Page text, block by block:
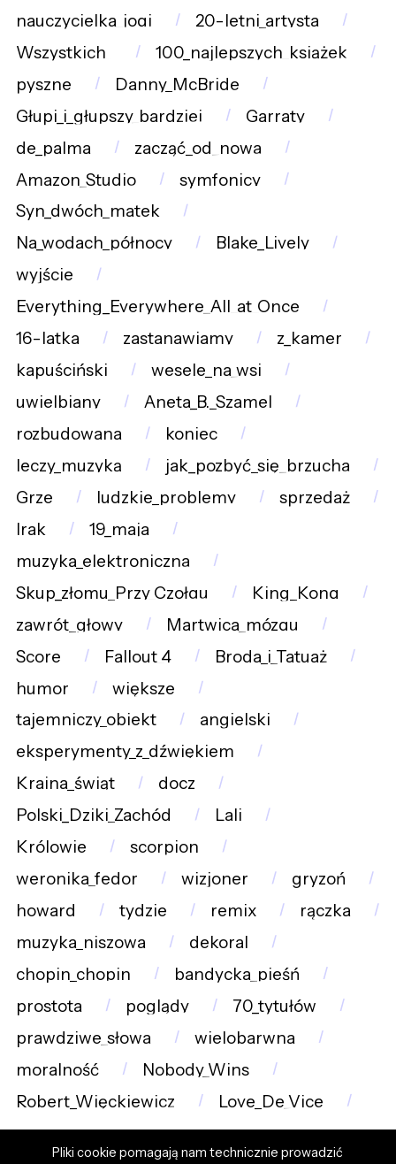
nauczycielka_jogi
20-letni_artysta
Wszystkich_
100_najlepszych_książek
pyszne
Danny_McBride
Głupi_i_głupszy_bardziej
Garraty
de_palma
zacząć_od_nowa
Amazon_Studio
symfonicy
Syn_dwóch_matek
Na_wodach_północy
Blake_Lively
wyjście
Everything_Everywhere_All_at_Once
16-latka
zastanawiamy
z_kamer
kapuściński
wesele_na_wsi
uwielbiany
Aneta_B._Szamel
rozbudowana
koniec
leczy_muzyką
jak_pozbyć_się_brzucha
Grze
ludzkie_problemy
sprzedaż
Irak
19_maja
muzyka_elektroniczna
Skup_złomu_Przy_Czołgu
King_Kong
zawrót_głowy
Martwica_mózgu
Score
Fallout_4
Broda_i_Tatuaż
humor
większe
tajemniczy_obiekt
angielski
eksperymenty_z_dźwiękiem
Kraina_świąt
docz
Polski_Dziki_Zachód
Lali
Królowie
scorpion
weronika_fedor
wizjoner
gryzoń
howard
tydzie remix
rączka
muzyka_niszowa
dekoral
chopin_chopin
bandycka_pieśń
prostota
poglądy
70_tytułów
prawdziwe_słowa
wielobarwna
moralność
Nobody_Wins
Robert_Więckiewicz
Love_De_Vice
Pliki cookie pomagają nam technicznie prowadzić